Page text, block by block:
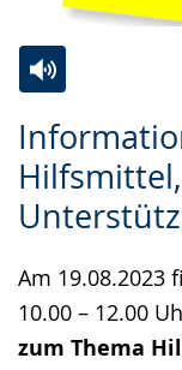
Am 19.08.2023
10.00 – 12.00
zum Thema
Leichten
Sprache
wechseln.
Audio-
Unterstützung.
Video
in
Deutscher
wird
angezeigt.